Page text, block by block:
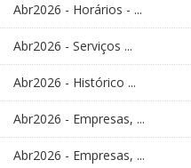
Abr2026 - Horários - ...
Abr2026 - Serviços ...
Abr2026 - Histórico ...
Abr2026 - Empresas, ...
Abr2026 - Empresas, ...